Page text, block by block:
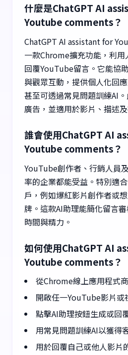
什麼是ChatGPT AI
Youtube comments？
ChatGPT AI assistant for
一款Chrome擴充功能，利
回覆YouTube留言。它能協
與觀眾互動，提供個人化回
甚至可透過常見問題訓練AI
廣告，並適用於影片、描述
誰會使用ChatGPT AI
Youtube comments？
YouTube創作者、行銷人員
率的企業都能受益。特別適
戶，例如爆紅影片創作者或
牌。這款AI助理能簡化留言
時間與精力。
如何使用ChatGPT AI
Youtube comments？
從Chrome線上應用程式
開啟任一YouTube影片或
點擊AI助理按鈕生成或回
用常見問題訓練AI以獲得
用於回覆自己或他人影片